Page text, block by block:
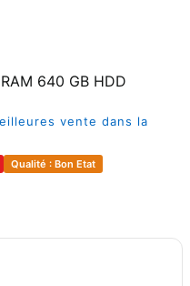
640 GB HDD
vente dans la
Qualité : Bon Etat